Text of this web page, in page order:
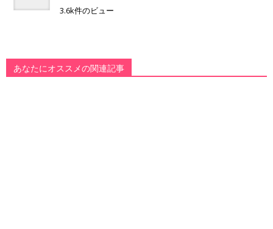
3.6k件のビュー
あなたにオススメの関連記事